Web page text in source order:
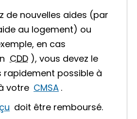
de nouvelles aides (par
au logement) ou
en cas
CDD ), vous devez le
rapidement possible à
votre CMSA .
doit être remboursé.